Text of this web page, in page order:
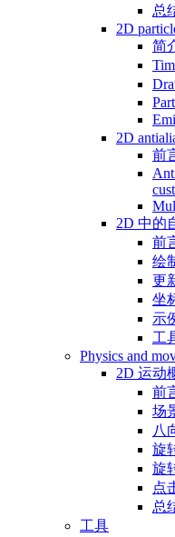
总
2D
简
2D
前
2D 中的
前
绘
更
坐
示
工
Physics and
2D 运动
前
场
八
旋
旋
点
总
工具